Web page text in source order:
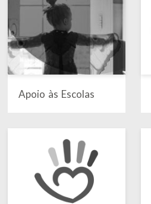
Apoio às Escolas